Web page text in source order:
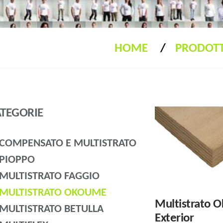
HOME
E MULTISTRATO
FAGGIO
OKOUME
BETULLA
Multistrato
Exterior